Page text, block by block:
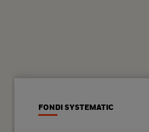
FONDI SYSTEMATIC